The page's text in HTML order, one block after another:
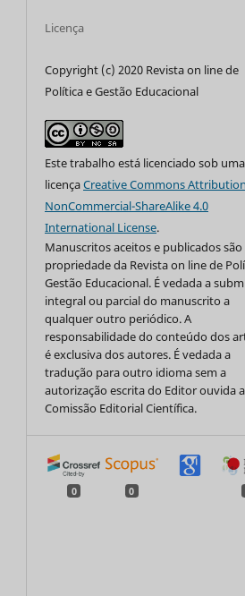
Licença
Copyright (c) 2020 Revista on line de
Política e Gestão Educacional
Este trabalho está licenciado sob uma
licençaCreative Commons
NonCommercial-ShareAlike 4.0
International License.
Manuscritos aceitos e publicados são
propriedade da Revista on line de
Gestão Educacional. É vedada a
integral ou parcial do manuscrito a
qualquer outro periódico. A
responsabilidade do conteúdo dos
é exclusiva dos autores. É vedada a
tradução para outro idioma sem a
autorização escrita do Editor ouvida a
Comissão Editorial Científica.
0 0